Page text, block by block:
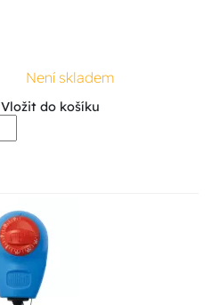
Není skladem
Vložit do košíku